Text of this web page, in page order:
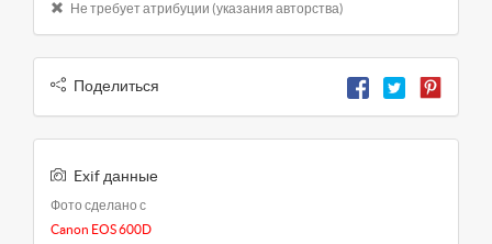
Не требует атрибуции (указания авторства)
Поделиться
Exif данные
Фото сделано с
Canon EOS 600D